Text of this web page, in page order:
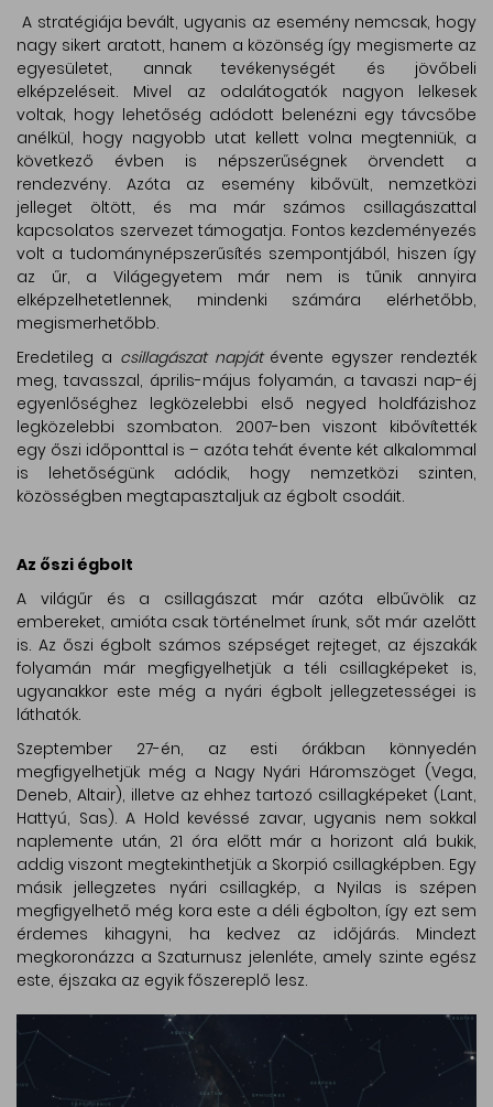
A stratégiája bevált, ugyanis az esemény nemcsak, hogy
nagy sikert aratott, hanem a közönség így megismerte az
egyesületet, annak tevékenységét és jövőbeli
elképzeléseit. Mivel az odalátogatók nagyon lelkesek
voltak, hogy lehetőség adódott belenézni egy távcsőbe
anélkül, hogy nagyobb utat kellett volna megtenniük, a
következő évben is népszerűségnek örvendett a
rendezvény. Azóta az esemény kibővült, nemzetközi
jelleget öltött, és ma már számos csillagászattal
kapcsolatos szervezet támogatja. Fontos kezdeményezés
volt a tudománynépszerűsítés szempontjából, hiszen így
az űr, a Világegyetem már nem is tűnik annyira
elképzelhetetlennek, mindenki számára elérhetőbb,
megismerhetőbb.
Eredetileg a csillagászat napját évente egyszer rendezték
meg, tavasszal, április-május folyamán, a tavaszi nap-éj
egyenlőséghez legközelebbi első negyed holdfázishoz
legközelebbi szombaton. 2007-ben viszont kibővítették
egy őszi időponttal is – azóta tehát évente két alkalommal
is lehetőségünk adódik, hogy nemzetközi szinten,
közösségben megtapasztaljuk az égbolt csodáit.
Az őszi égbolt
A világűr és a csillagászat már azóta elbűvölik az
embereket, amióta csak történelmet írunk, sőt már azelőtt
is. Az őszi égbolt számos szépséget rejteget, az éjszakák
folyamán már megfigyelhetjük a téli csillagképeket is,
ugyanakkor este még a nyári égbolt jellegzetességei is
láthatók.
Szeptember 27-én, az esti órákban könnyedén
megfigyelhetjük még a Nagy Nyári Háromszöget (Vega,
Deneb, Altair), illetve az ehhez tartozó csillagképeket (Lant,
Hattyú, Sas). A Hold kevéssé zavar, ugyanis nem sokkal
naplemente után, 21 óra előtt már a horizont alá bukik,
addig viszont megtekinthetjük a Skorpió csillagképben. Egy
másik jellegzetes nyári csillagkép, a Nyilas is szépen
megfigyelhető még kora este a déli égbolton, így ezt sem
érdemes kihagyni, ha kedvez az időjárás. Mindezt
megkoronázza a Szaturnusz jelenléte, amely szinte egész
este, éjszaka az egyik főszereplő lesz.